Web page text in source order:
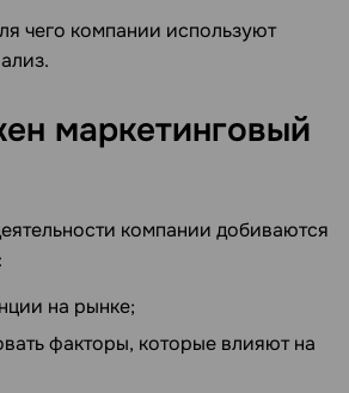
чего компании используют
маркетинговый
компании добиваются
на рынке;
факторы, которые влияют на